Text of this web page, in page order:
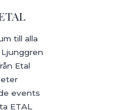
till alla
Etal
events
ETAL